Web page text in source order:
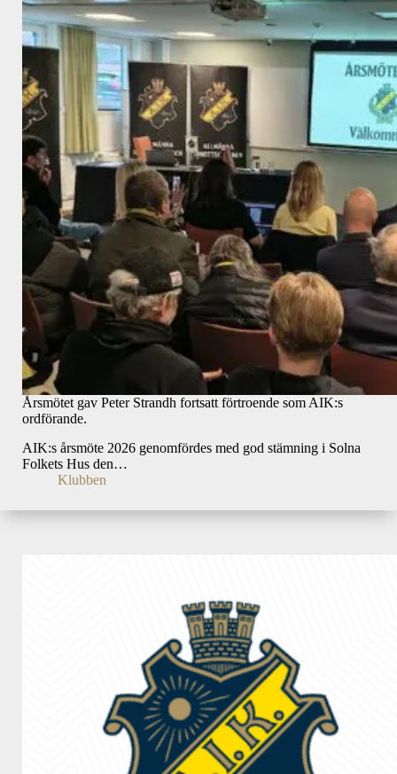
Årsmötet gav Peter Strandh fortsatt förtroende som AIK:s
ordförande.
AIK:s årsmöte 2026 genomfördes med god stämning i Solna
Folkets Hus den…
Klubben